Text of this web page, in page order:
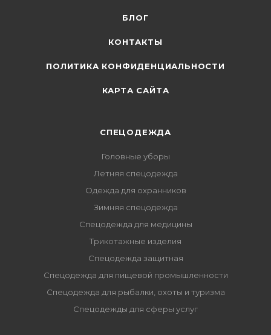
БЛОГ
КОНТАКТЫ
ПОЛИТИКА КОНФИДЕНЦИАЛЬНОСТИ
КАРТА САЙТА
СПЕЦОДЕЖДА
Головные уборы
Летняя спецодежда
Одежда для охранников
Зимняя спецодежда
Спецодежда для медицины
Трикотажные изделия
Спецодежда защитная
Спецодежда для пищевой промышленности
Спецодежда для рыбалки, охоты и туризма
Спецодежды для сферы услуг